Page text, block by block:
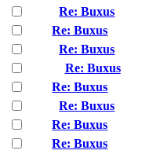
Re: Buxus
Re: Buxus
Re: Buxus
Re: Buxus
Re: Buxus
Re: Buxus
Re: Buxus
Re: Buxus